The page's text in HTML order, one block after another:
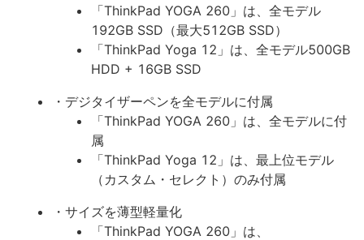
「ThinkPad YOGA 260」は、全モデル
192GB SSD（最大512GB SSD）
「ThinkPad Yoga 12」は、全モデル500GB
HDD + 16GB SSD
・デジタイザーペンを全モデルに付属
「ThinkPad YOGA 260」は、全モデルに付
属
「ThinkPad Yoga 12」は、最上位モデル
（カスタム・セレクト）のみ付属
・サイズを薄型軽量化
「ThinkPad YOGA 260」は、